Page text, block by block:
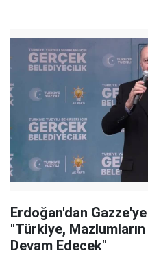
Erdoğan'dan Gazze'ye
"Türkiye,
Devam Edecek"